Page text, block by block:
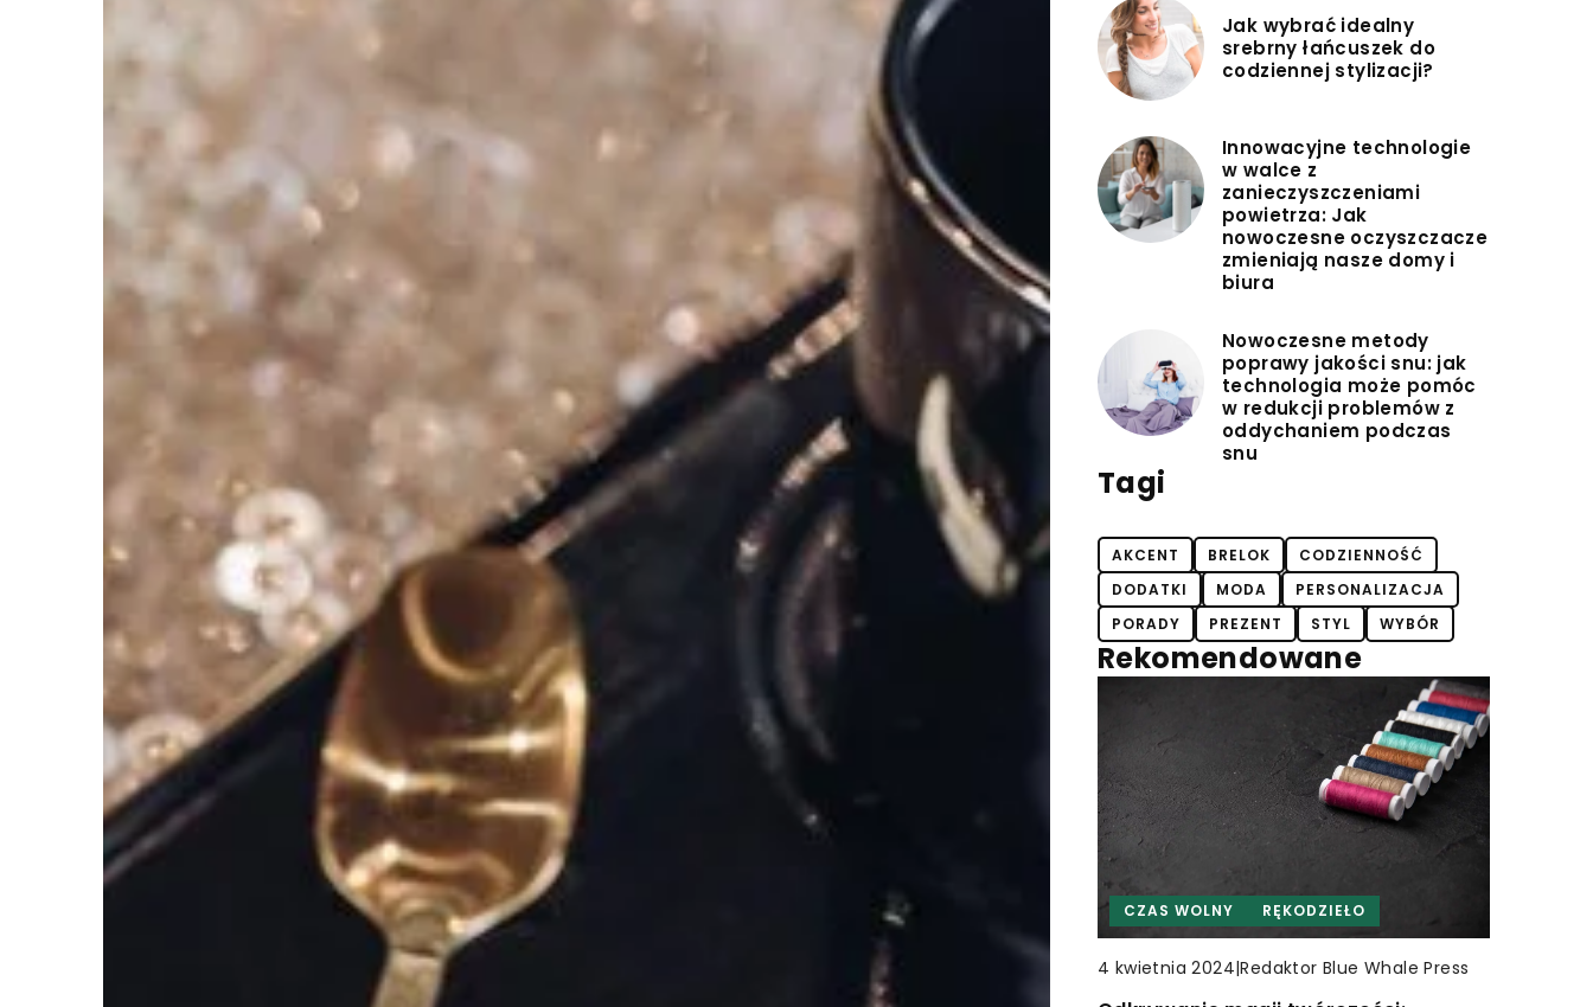
Jak wybrać idealny
srebrny łańcuszek do
codziennej stylizacji?
Innowacyjne technologie
w walce z
zanieczyszczeniami
powietrza: Jak
nowoczesne oczyszczacze
zmieniają nasze domy i
biura
Nowoczesne metody
poprawy jakości snu: jak
technologia może pomóc
w redukcji problemów z
oddychaniem podczas
snu
Tagi
AKCENT BRELOK
CODZIENNOŚĆ
DODATKI
MODA
PERSONALIZACJA
PORADY
PREZENT STYL WYBÓR
Rekomendowane
INNE
19 lipca 2024|Redaktor Blue Whale Press
CZAS WOLNY RĘKODZIEŁO
4 kwietnia 2024|Redaktor Blue Whale Press
INNE
28 października 2023|draworpainteris